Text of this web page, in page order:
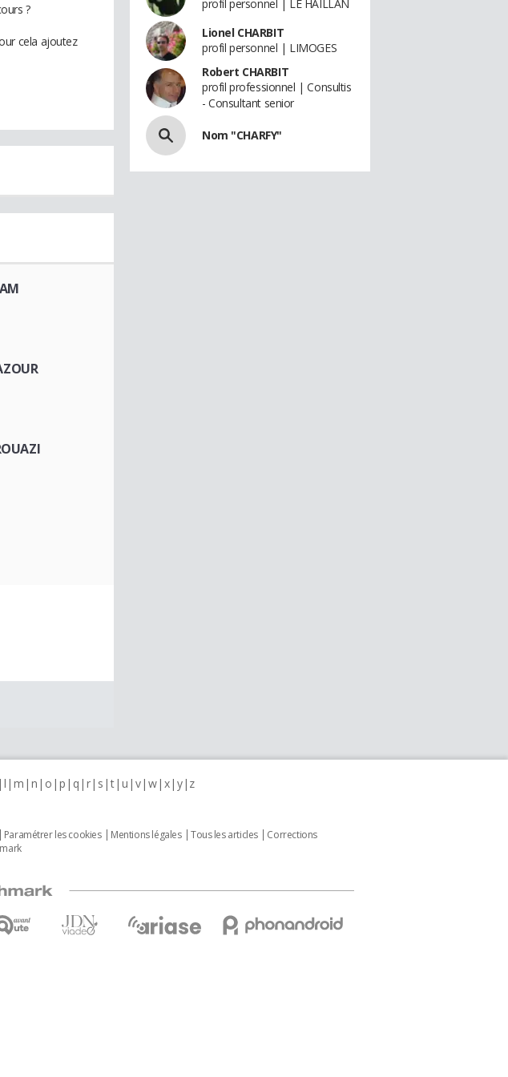
?
cela ajoutez
profil personnel | LE HAILLAN
Lionel CHARBIT
profil personnel | LIMOGES
Robert CHARBIT
profil professionnel | Consultis
- Consultant senior
Nom "CHARFY"
l m n o p q r s t u v w x y z
Paramétrer les cookies Mentions légales Tous les articles
Corrections